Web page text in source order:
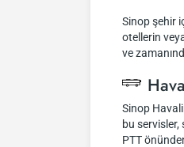
Sinop şehir
otellerin
ve
Sinop
bu servisler,
PTT